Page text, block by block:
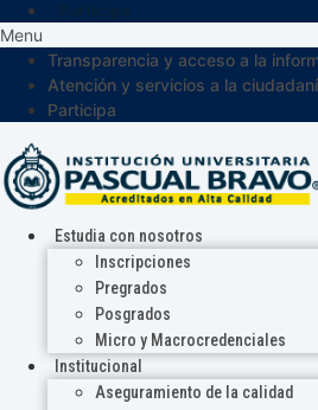
Menu
Transparencia y acceso a la
Atención y servicios a la
Participa
Estudia con nosotros
Inscripciones
Pregrados
Posgrados
Micro y Macrocredenciales
Institucional
Aseguramiento de la calidad